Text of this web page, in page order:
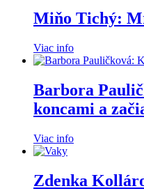
Miňo Tichý:
Viac info
Barbora
koncami a
Viac info
Zdenka